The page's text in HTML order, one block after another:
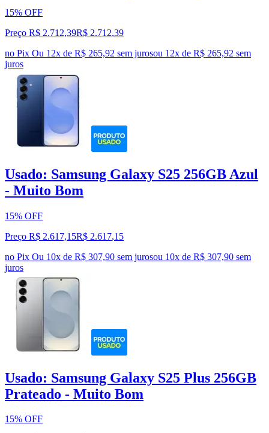
15% OFF
Preço R$ 2.712,39R$ 2.712,39
no Pix Ou 12x de R$ 265,92 sem jurosou 12x de R$ 265,92 sem
juros
Usado: Samsung Galaxy S25 256GB Azul
- Muito Bom
15% OFF
Preço R$ 2.617,15R$ 2.617,15
no Pix Ou 10x de R$ 307,90 sem jurosou 10x de R$ 307,90 sem
juros
Usado: Samsung Galaxy S25 Plus 256GB
Prateado - Muito Bom
15% OFF